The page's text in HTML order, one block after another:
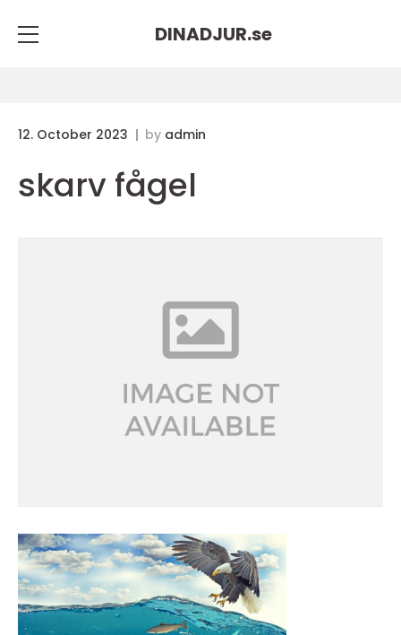
DINADJUR.se
12. October 2023 by admin
skarv fågel